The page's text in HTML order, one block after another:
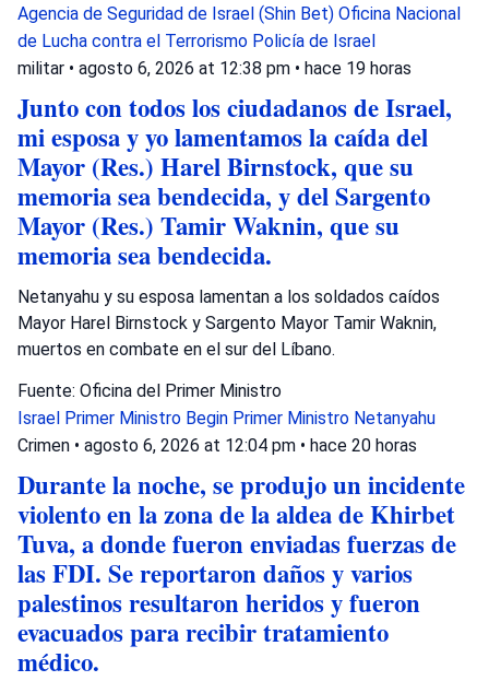
Agencia de Seguridad de Israel (Shin Bet) Oficina Nacional
de Lucha contra el Terrorismo Policía de Israel
militar • agosto 6, 2026 at 12:38 pm • hace 19 horas
Junto con todos los ciudadanos de Israel,
mi esposa y yo lamentamos la caída del
Mayor (Res.) Harel Birnstock, que su
memoria sea bendecida, y del Sargento
Mayor (Res.) Tamir Waknin, que su
memoria sea bendecida.
Netanyahu y su esposa lamentan a los soldados caídos
Mayor Harel Birnstock y Sargento Mayor Tamir Waknin,
muertos en combate en el sur del Líbano.
Fuente: Oficina del Primer Ministro
Israel Primer Ministro Begin Primer Ministro Netanyahu
Crimen • agosto 6, 2026 at 12:04 pm • hace 20 horas
Durante la noche, se produjo un incidente
violento en la zona de la aldea de Khirbet
Tuva, a donde fueron enviadas fuerzas de
las FDI. Se reportaron daños y varios
palestinos resultaron heridos y fueron
evacuados para recibir tratamiento
médico.